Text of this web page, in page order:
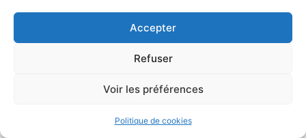
Accepter
Refuser
Voir les préférences
Politique de cookies